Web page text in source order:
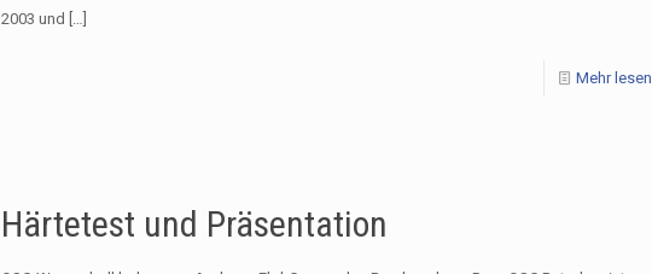
2003 und […]
Mehr lesen
Härtetest und Präsentation